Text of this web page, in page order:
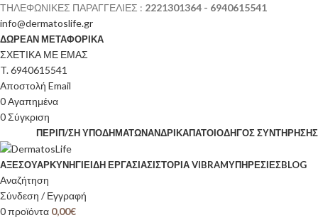
ΤΗΛΕΦΩΝΙΚΕΣ ΠΑΡΑΓΓΕΛΙΕΣ : 2221301364 - 6940615541
info@dermatoslife.gr
ΔΩΡΕΑΝ ΜΕΤΑΦΟΡΙΚΑ
ΣΧΕΤΙΚΑ ΜΕ ΕΜΑΣ
T. 6940615541
Αποστολή Email
0Αγαπημένα
0Σύγκριση
ΠΕΡΙΠ/ΣΗ ΥΠΟΔΗΜΆΤΩΝΑΝΔΡΙΚΆΠΆΤΟΙΟΔΗΓΌΣ ΣΥΝΤΉΡΗΣΗΣ
ΑΞΕΣΟΥΆΡΚΥΝΉΓΙΕΊΔΗ ΕΡΓΑΣΊΑΣΙΣΤΟΡΊΑ VIBRAMΥΠΗΡΕΣΙΕΣBLOG
Αναζήτηση
Σύνδεση / Εγγραφή
0προϊόντα 0,00€